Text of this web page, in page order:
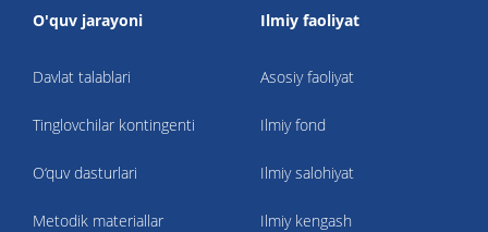
O'quv jarayoni
Davlat talablari
Tinglovchilar kontingenti
O‘quv dasturlari
Metodik materiallar
Ilmiy faoliyat
Asosiy faoliyat
Ilmiy fond
Ilmiy salohiyat
Ilmiy kengash